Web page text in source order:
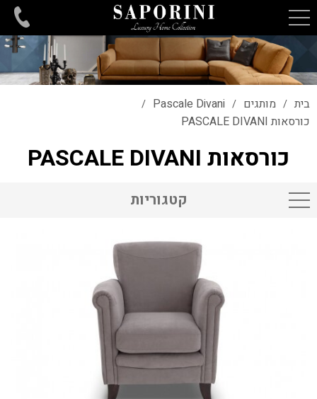
בית / מותגים /
Pascale Divani
/
כורסאות PASCALE DIVANI
כורסאות PASCALE DIVANI
קטגוריות